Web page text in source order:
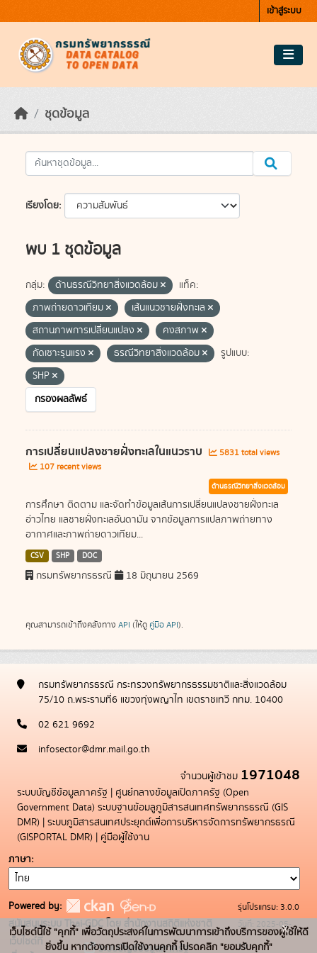
เข้าสู่ระบบ
ชุดข้อมูล
เรียงโดย
พบ 1 ชุดข้อมูล
กลุ่ม: ด้านธรณีวิทยาสิ่งแวดล้อม
แท็ค:
ภาพถ่ายดาวเทียม
เส้นแนวชายฝั่งทะเล
สถานภาพการเปลี่ยนแปลง
คงสภาพ
กัดเซาะรุนแรง
ธรณีวิทยาสิ่งแวดล้อม
รูปแบบ:
SHP
กรองผลลัพธ์
การเปลี่ยนแปลงชายฝั่งทะเลในแนวราบ
5831 total views
107 recent views
ด้านธรณีวิทยาสิ่งแวดล้อม
การศึกษา ติดตาม และจัดทำข้อมูลเส้นการเปลี่ยนแปลงชายฝั่งทะเล
อ่าวไทย แลชายฝั่งทะเลอันดามัน จากข้อมูลการแปลภาพถ่ายทาง
อากาศและภาพถ่ายดาวเทียม...
CSV SHP DOC
กรมทรัพยากรธรณี 18 มิถุนายน 2569
คุณสามารถเข้าถึงคลังทาง API (ให้ดู คู่มือ API).
กรมทรัพยากรธรณี กระทรวงทรัพยากรธรรมชาติและสิ่งแวดล้อม
75/10 ถ.พระรามที่6 แขวงทุ่งพญาไท เขตราชเทวี กทม. 10400
02 621 9692
infosector@dmr.mail.go.th
จำนวนผู้เข้าชม 1971048
ระบบบัญชีข้อมูลภาครัฐ | ศูนย์กลางข้อมูลเปิดภาครัฐ (Open
Government Data) ระบบฐานข้อมลูภูมิสารสนเทศทรัพยากรธรณี (GIS
DMR) | ระบบภูมิสารสนเทศประยุกต์เพื่อการบริหารจัดการทรัพยากรธรณี
(GISPORTAL DMR) | คู่มือผู้ใช้งาน
ภาษา
Powered by:
สนับสนุนระบบ Thai-GDC โดย สำนักงานสถิติแห่งชาติ
เว็บไซต์ที่
ระบบบัญชีข้อมูลภาครัฐ
รุ่นโปรแกรม: 3.0.0
วันที่: 2025-05-
19
เว็บไซต์นี้ใช้ "คุกกี้" เพื่อวัตถุประสงค์ในการพัฒนาการเข้าถึงบริการของผู้ใช้ให้ดี
ยิ่งขึ้น หากต้องการเปิดใช้งานคุกกี้ โปรดคลิก "ยอมรับคุกกี้"
x